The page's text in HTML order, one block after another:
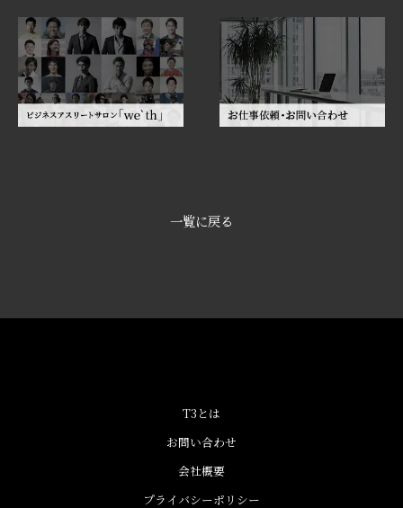
一覧に戻る
T3とは
お問い合わせ
会社概要
プライバシーポリシー